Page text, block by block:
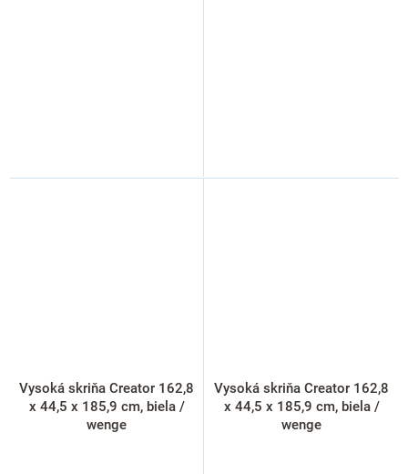
Vysoká skriňa Creator 162,8
x 44,5 x 185,9 cm, biela /
wenge
Vysoká skriňa Creator 162,8
x 44,5 x 185,9 cm, biela /
wenge